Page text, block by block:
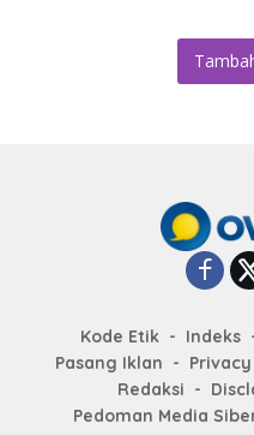
Kode Etik Indeks
Pasang Iklan
Redaksi
Pedoman Media